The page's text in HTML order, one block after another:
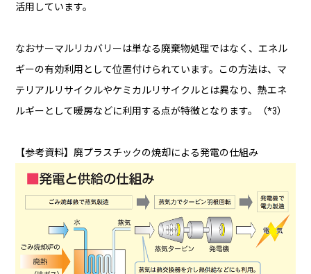
活用しています。
なおサーマルリカバリーは単なる廃棄物処理ではなく、エネル
ギーの有効利用として位置付けられています。この方法は、マ
テリアルリサイクルやケミカルリサイクルとは異なり、熱エネ
ルギーとして暖房などに利用する点が特徴となります。（*3）
【参考資料】廃プラスチックの焼却による発電の仕組み